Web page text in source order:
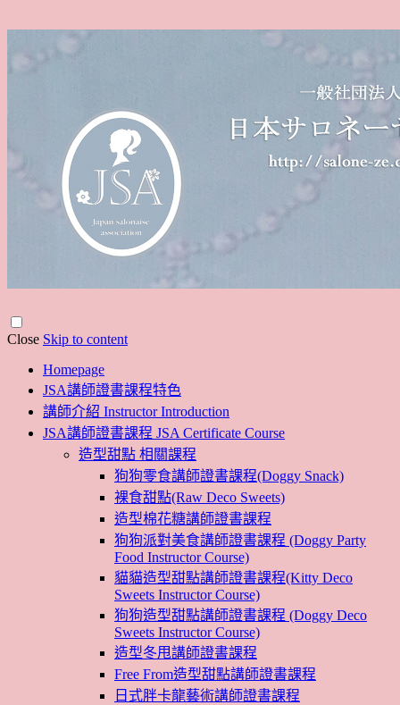
Close Skip to content
Homepage
JSA講師證書課程特色
講師介紹 Instructor Introduction
JSA講師證書課程 JSA Certificate Course
造型甜點 相關課程
狗狗零食講師證書課程(Doggy Snack)
裸食甜點(Raw Deco Sweets)
造型棉花糖講師證書課程
狗狗派對美食講師證書課程 (Doggy Party
Food Instructor Course)
貓貓造型甜點講師證書課程(Kitty Deco
Sweets Instructor Course)
狗狗造型甜點講師證書課程 (Doggy Deco
Sweets Instructor Course)
造型冬甩講師證書課程
Free From造型甜點講師證書課程
日式胖卡龍藝術講師證書課程